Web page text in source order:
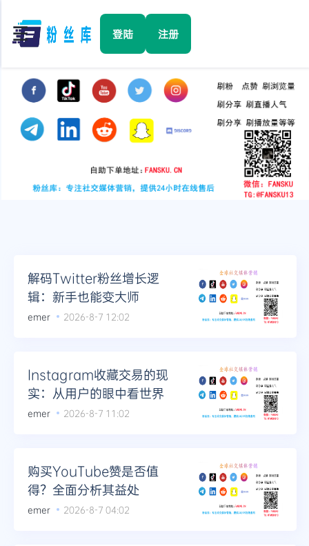
☰ 登陆 注册
Facebook
TikTok
YouTube
Twitter
更多
解码Twitter粉丝增长逻
辑：新手也能变大师
emer 2026-8-7 12:02
Instagram收藏交易的现
实：从用户的眼中看世界
emer 2026-8-7 11:02
购买YouTube赞是否值
得？全面分析其益处
emer 2026-8-7 04:02